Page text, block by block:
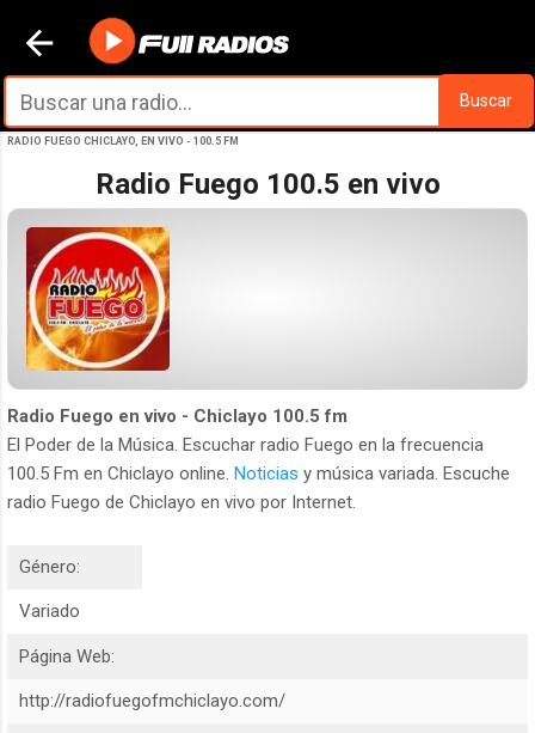
Ir al contenido principal
Buscar
RADIO FUEGO CHICLAYO, EN VIVO - 100.5 FM
Radio Fuego 100.5 en vivo
Radio Fuego en vivo - Chiclayo 100.5 fm
El Poder de la Música. Escuchar radio Fuego en la frecuencia
100.5 Fm en Chiclayo online. Noticias y música variada. Escuche
radio Fuego de Chiclayo en vivo por Internet.
Género:
Variado
Página Web:
http://radiofuegofmchiclayo.com/